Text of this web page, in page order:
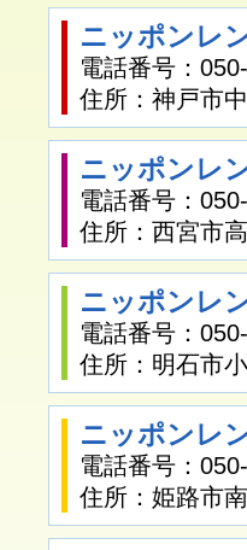
ニッポンレ
電話番号：
住所：神戸市
ニッポンレ
電話番号：
住所：西宮市
ニッポンレ
電話番号：
住所：明石市
ニッポンレ
電話番号：
住所：姫路市